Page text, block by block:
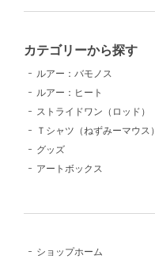
カテゴリーから探す
ルアー：バモノス
ルアー：ヒート
ストライドワン（ロッド）
Ｔシャツ（ねずみーマウス）
グッズ
アートボックス
ショップホーム